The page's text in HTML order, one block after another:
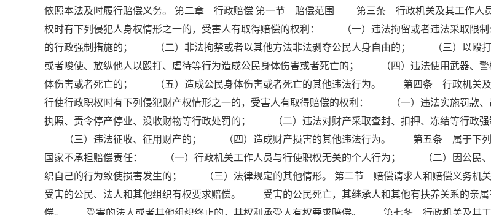
依照本法及时履行赔偿义务。 第二章 行政赔偿 第一节 赔偿范围 第三条 行政机关及其工作人
权时有下列侵犯人身权情形之一的，受害人有取得赔偿的权利： （一）违法拘留或者违法采取限制
的行政强制措施的； （二）非法拘禁或者以其他方法非法剥夺公民人身自由的； （三）以殴打
或者唆使、放纵他人以殴打、虐待等行为造成公民身体伤害或者死亡的； （四）违法使用武器、警
体伤害或者死亡的； （五）造成公民身体伤害或者死亡的其他违法行为。 第四条 行政机关及
行使行政职权时有下列侵犯财产权情形之一的，受害人有取得赔偿的权利： （一）违法实施罚款、
执照、责令停产停业、没收财物等行政处罚的； （二）违法对财产采取查封、扣押、冻结等行政强
（三）违法征收、征用财产的； （四）造成财产损害的其他违法行为。 第五条 属于下列
国家不承担赔偿责任： （一）行政机关工作人员与行使职权无关的个人行为； （二）因公民、
织自己的行为致使损害发生的； （三）法律规定的其他情形。 第二节 赔偿请求人和赔偿义
受害的公民、法人和其他组织有权要求赔偿。 受害的公民死亡，其继承人和其他有扶养关系的亲属
偿。 受害的法人或者其他组织终止的，其权利承受人有权要求赔偿。 第七条 行政机关及其工